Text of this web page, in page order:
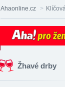
Aha!
na
Ahaonline.cz >
Žhavé drby